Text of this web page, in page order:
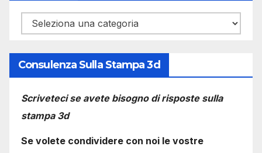
Categorie
Consulenza Sulla Stampa 3d
Scriveteci se avete bisogno di risposte sulla
stampa 3d
Se volete condividere con noi le vostre